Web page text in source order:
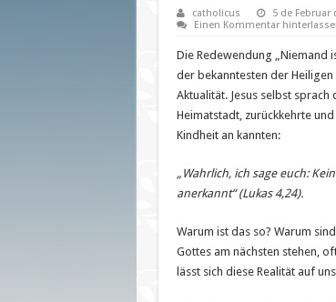
catholicus 5 de Februar
Einen Kommentar
Die Redewendung „Niemand
der bekanntesten der
Aktualität. Jesus selbst sprach
Heimatstadt, zurückkehrte
Kindheit an kannten:
„Wahrlich, ich sage euch:
anerkannt“ (Lukas 4,24).
Warum ist das so? Warum
Gottes am nächsten stehen,
lässt sich diese Realität auf